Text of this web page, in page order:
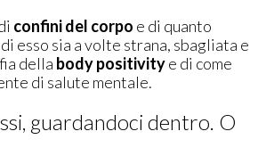
confini del corpo e di quanto
esso sia a volte strana, sbagliata e
della body positivitye di come
di salute mentale.
guardandoci dentro. O